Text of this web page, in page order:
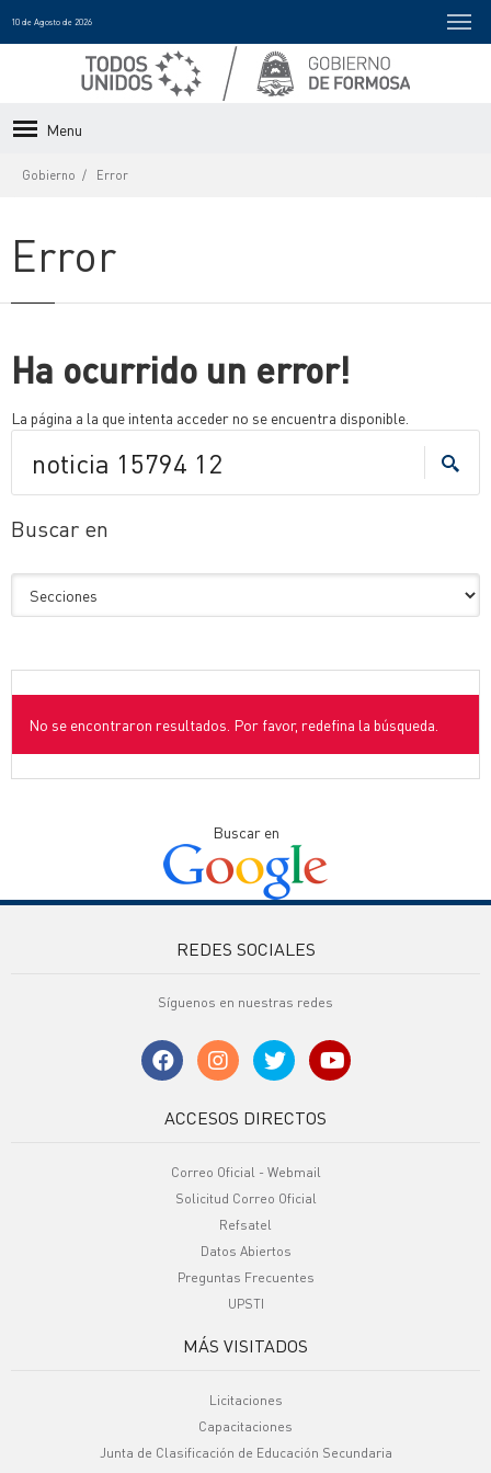
10 de Agosto de 2026
Menu
Gobierno Error
Error
Ha ocurrido un error!
La página a la que intenta acceder no se encuentra disponible.
Buscar en
No se encontraron resultados. Por favor, redefina la búsqueda.
Buscar en
REDES SOCIALES
Síguenos en nuestras redes
ACCESOS DIRECTOS
Correo Oficial - Webmail
Solicitud Correo Oficial
Refsatel
Datos Abiertos
Preguntas Frecuentes
UPSTI
MÁS VISITADOS
Licitaciones
Capacitaciones
Junta de Clasificación de Educación Secundaria